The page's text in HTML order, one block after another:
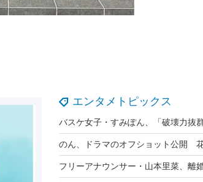
エンタメトピックス